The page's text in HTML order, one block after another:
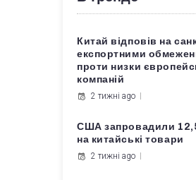
Китай відповів на
експортними
проти низки
компаній
2 тижні ago
США запровадили
на китайські товари
2 тижні ago